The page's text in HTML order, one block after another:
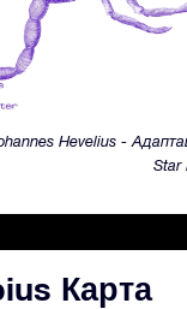
Hevelius -
Star
Карта